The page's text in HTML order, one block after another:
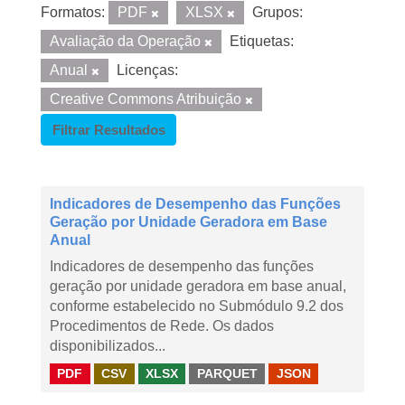
Formatos: PDF XLSX
Grupos:
Avaliação da Operação
Etiquetas:
Anual
Licenças:
Creative Commons Atribuição
Filtrar Resultados
Indicadores de Desempenho das Funções
Geração por Unidade Geradora em Base
Anual
Indicadores de desempenho das funções
geração por unidade geradora em base anual,
conforme estabelecido no Submódulo 9.2 dos
Procedimentos de Rede. Os dados
disponibilizados...
PDF CSV XLSX PARQUET JSON